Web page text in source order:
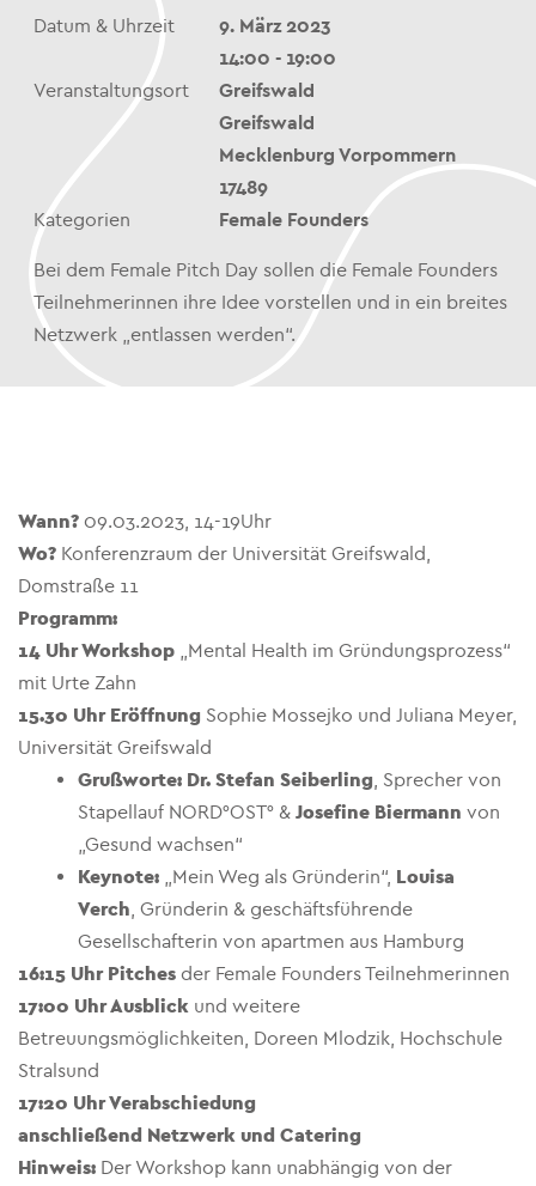
Datum & Uhrzeit
9. März 2023
14:00 - 19:00
Veranstaltungsort
Greifswald
Greifswald
Mecklenburg Vorpommern
17489
Kategorien
Female Founders
Bei dem Female Pitch Day sollen die Female Founders
Teilnehmerinnen ihre Idee vorstellen und in ein breites
Netzwerk „entlassen werden“.
Wann? 09.03.2023, 14-19Uhr
Wo? Konferenzraum der Universität Greifswald,
Domstraße 11
Programm:
14 Uhr Workshop „Mental Health im Gründungsprozess“
mit Urte Zahn
15.30 Uhr Eröffnung Sophie Mossejko und Juliana Meyer,
Universität Greifswald
Grußworte: Dr. Stefan Seiberling, Sprecher von
Stapellauf NORD°OST° & Josefine Biermann von
„Gesund wachsen“
Keynote: „Mein Weg als Gründerin“, Louisa
Verch, Gründerin & geschäftsführende
Gesellschafterin von apartmen aus Hamburg
16:15 Uhr Pitches der Female Founders Teilnehmerinnen
17:00 UhrAusblick und weitere
Betreuungsmöglichkeiten, Doreen Mlodzik, Hochschule
Stralsund
17:20 Uhr Verabschiedung
anschließend Netzwerk und Catering
Hinweis: Der Workshop kann unabhängig von der